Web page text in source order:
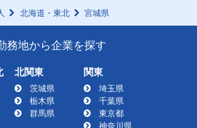
北海道・東北 宮城県
務地から企業を探す
北関東
茨城県
栃木県
群馬県
関東
埼玉県
千葉県
東京都